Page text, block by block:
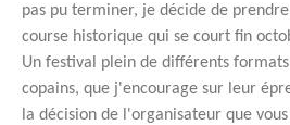
pas pu terminer, je décide de
course historique qui se court fin
Un festival plein de différents
copains, que j'encourage sur leur
la décision de l'organisateur que